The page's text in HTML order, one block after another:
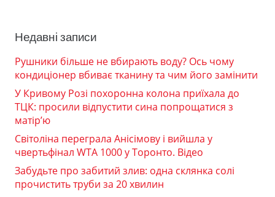
Недавні записи
Рушники більше не вбирають воду? Ось чому
кондиціонер вбиває тканину та чим його замінити
У Кривому Розі похоронна колона приїхала до
ТЦК: просили відпустити сина попрощатися з
матір’ю
Світоліна переграла Анісімову і вийшла у
чвертьфінал WTA 1000 у Торонто. Відео
Забудьте про забитий злив: одна склянка солі
прочистить труби за 20 хвилин